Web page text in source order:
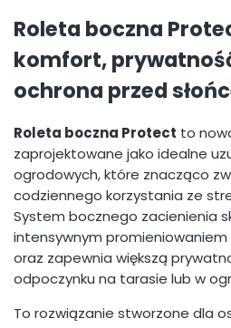
Roleta boczna
komfort,
ochrona przed
Roleta boczna Protect to
zaprojektowane jako idealne
ogrodowych, które znacząco
codziennego korzystania ze
System bocznego zacienienia
intensywnym promieniowaniem
oraz zapewnia większą
odpoczynku na tarasie lub w
To rozwiązanie stworzone dla